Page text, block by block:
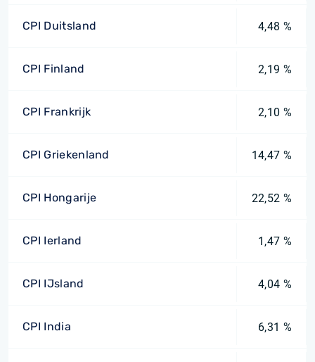
CPI Duitsland 4,48 %
CPI Finland 2,19 %
CPI Frankrijk 2,10 %
CPI Griekenland 14,47 %
CPI Hongarije 22,52 %
CPI Ierland 1,47 %
CPI IJsland 4,04 %
CPI India 6,31 %